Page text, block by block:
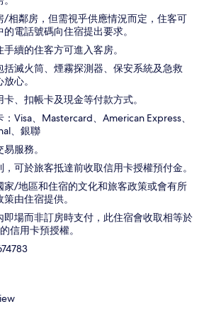
/相鄰房，但需視乎供應情況而定，住客可
電話號碼向住宿提出要求。
續的住客方可進入客房。
括滅火筒、煙霧探測器、保安系統及急救
心。
、扣帳卡及現金等付款方式。
Visa、Mastercard、American Express、
、銀聯
服務。
可於旅客抵達前收取信用卡授權預付金。
家/地區和住宿的文化和旅客政策或會有所
由住宿提供。
即場而非訂房時支付，此住宿會收取相等於
信用卡預授權。